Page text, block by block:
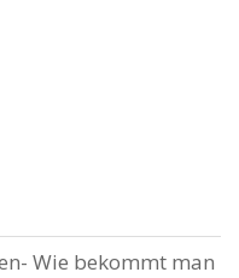
Wie bekommt man